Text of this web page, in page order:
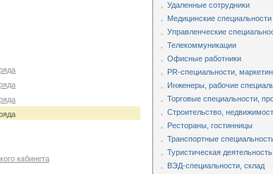
кабинета
Удаленные сотрудники
Медицинские специальности
Управленческие
Телекоммуникации
Офисные работники
PR-специальности,
Инженеры, рабочие
Торговые специальности,
Строительство,
Рестораны, гостинницы
Транспортные
Туристическая
ВЭД-специальности, склад